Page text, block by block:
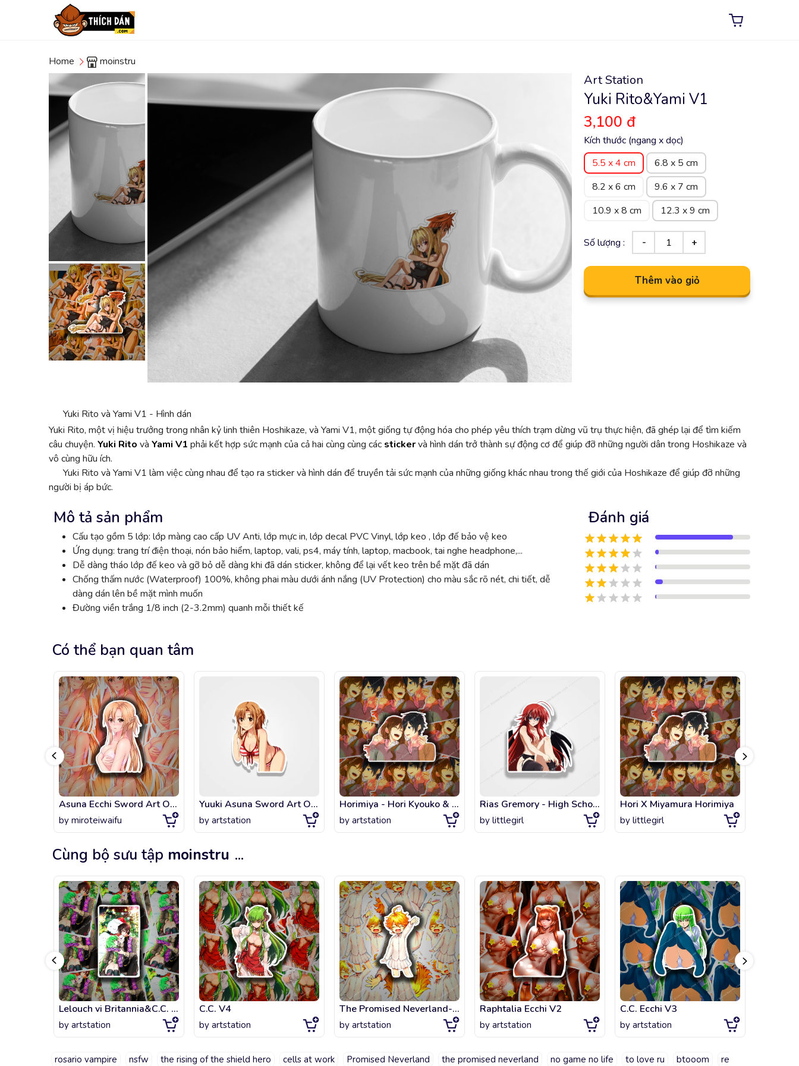
Home moinstru
Art Station
Yuki Rito&Yami V1
3,100 đ
Kích thước (ngang x dọc)
5.5 x 4 cm
6.8 x 5 cm
8.2 x 6 cm
9.6 x 7 cm
10.9 x 8 cm
12.3 x 9 cm
Số lượng :
Thêm vào giỏ
Yuki Rito và Yami V1 - Hình dán
Yuki Rito, một vị hiệu trưởng trong nhân kỷ linh thiên Hoshikaze, và Yami V1, một giống tự động hóa cho phép yêu thích trạm dừng vũ trụ thực hiện, đã ghép lại để tìm kiếm
câu chuyện. Yuki Rito và Yami V1 phải kết hợp sức mạnh của cả hai cùng cùng các stickervà hình dán trở thành sự động cơ để giúp đỡ những người dân trong Hoshikaze và
vô cùng hữu ích.
Yuki Rito và Yami V1 làm việc cùng nhau để tạo ra sticker và hình dán để truyền tải sức mạnh của những giống khác nhau trong thế giới của Hoshikaze để giúp đỡ những
người bị áp bức.
Mô tả sản phẩm
Cấu tạo gồm 5 lớp: lớp màng cao cấp UV Anti, lớp mực in, lớp decal PVC Vinyl, lớp keo , lớp đế bảo vệ keo
Ứng dụng: trang trí điện thoại, nón bảo hiểm, laptop, vali, ps4, máy tính, laptop, macbook, tai nghe headphone,...
Dễ dàng tháo lớp đế keo và gỡ bỏ dễ dàng khi đã dán sticker, không để lại vết keo trên bề mặt đã dán
Chống thấm nước (Waterproof) 100%, không phai màu dưới ánh nắng (UV Protection) cho màu sắc rõ nét, chi tiết, dễ
dàng dán lên bề mặt mình muốn
Đường viền trắng 1/8 inch (2-3.2mm) quanh mỗi thiết kế
Đánh giá
Có thể bạn quan tâm
Asuna Ecchi Sword Art Online
by miroteiwaifu
Yuuki Asuna Sword Art Online Anime Girl waifu hot
by artstation
Horimiya - Hori Kyouko & Miyamura Izumi [CUTE]
by artstation
Rias Gremory - High School DxD New
by littlegirl
Hori X Miyamura Horimiya
by littlegirl
Cùng bộ sưu tập moinstru ...
Lelouch vi Britannia&C.C. Christmas V1
by artstation
C.C. V4
by artstation
The Promised Neverland- Cute Emma
by artstation
Raphtalia Ecchi V2
by artstation
C.C. Ecchi V3
by artstation
rosario vampire nsfw the rising of the shield hero cells at work Promised Neverland the promised neverland no game no life to love ru btooom re